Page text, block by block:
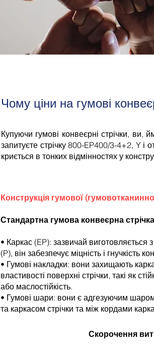
Чому ціни на гумові
Купуючи гумові конвеєрні стрічки,
запитуєте стрічку 800-EP400/3-4+2, Y і
криється в тонких відмінностях у
Конструкція гумової
Стандартна гумова конвеєрна
• Каркас (EP): зазвичай виготовляється
(P), він забезпечує міцність і гнучкість
• Гумові накладки: вони захищають
властивості поверхні стрічки, такі як
або маслостійкість.
• Гумові шари: вони є адгезуючим
та каркасом стрічки та між кордами
Скорочення